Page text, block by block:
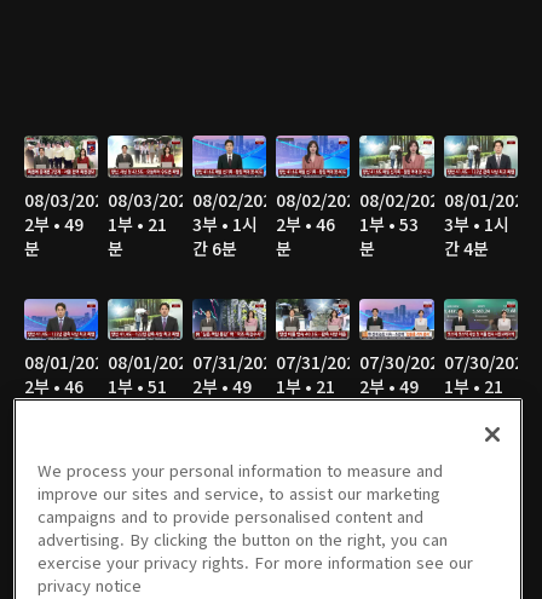
08/03/2026
2부 • 49
분
08/03/2026
1부 • 21
분
08/02/2026
3부 • 1시
간 6분
08/02/2026
2부 • 46
분
08/02/2026
1부 • 53
분
08/01/2026
3부 • 1시
간 4분
08/01/2026
2부 • 46
08/01/2026
1부 • 51
07/31/2026
2부 • 49
07/31/2026
1부 • 21
07/30/2026
2부 • 49
07/30/2026
1부 • 21
07/29/2026
2부 • 49
분
07/29/2026
1부 • 21
분
07/28/2026
2부 • 50
분
07/28/2026
1부 • 21
분
07/27/2026
2부 • 51
분
1부 • 20
분
We process your personal information to measure and
improve our sites and service, to assist our marketing
campaigns and to provide personalised content and
advertising. By clicking the button on the right, you can
exercise your privacy rights. For more information see our
privacy notice